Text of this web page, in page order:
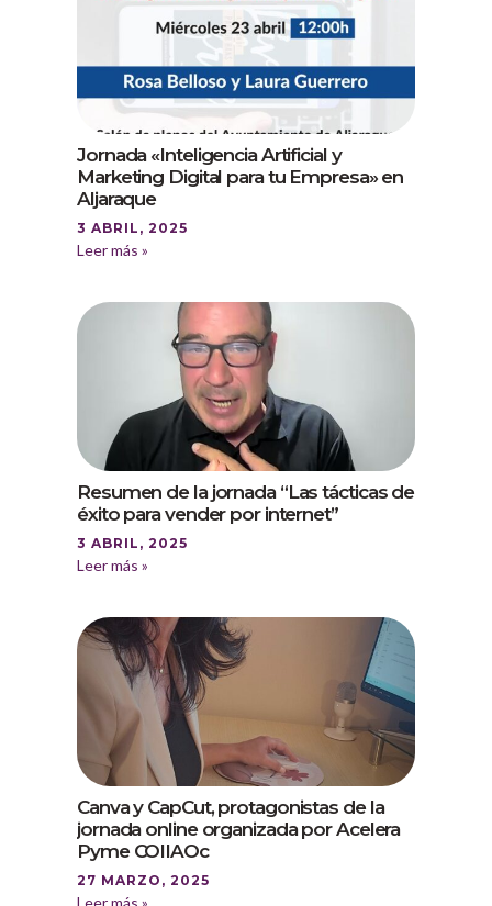
Jornada «Inteligencia Artificial y
Marketing Digital para tu Empresa» en
Aljaraque
3 ABRIL, 2025
Leer más »
Resumen de la jornada “Las tácticas de
éxito para vender por internet”
3 ABRIL, 2025
Leer más »
Canva y CapCut, protagonistas de la
jornada online organizada por Acelera
Pyme COIIAOc
27 MARZO, 2025
Leer más »